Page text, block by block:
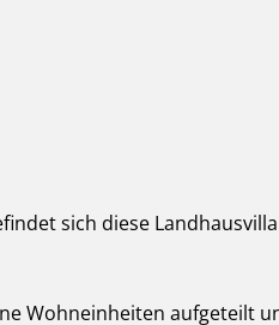
sich diese
Wohneinheiten aufgeteilt